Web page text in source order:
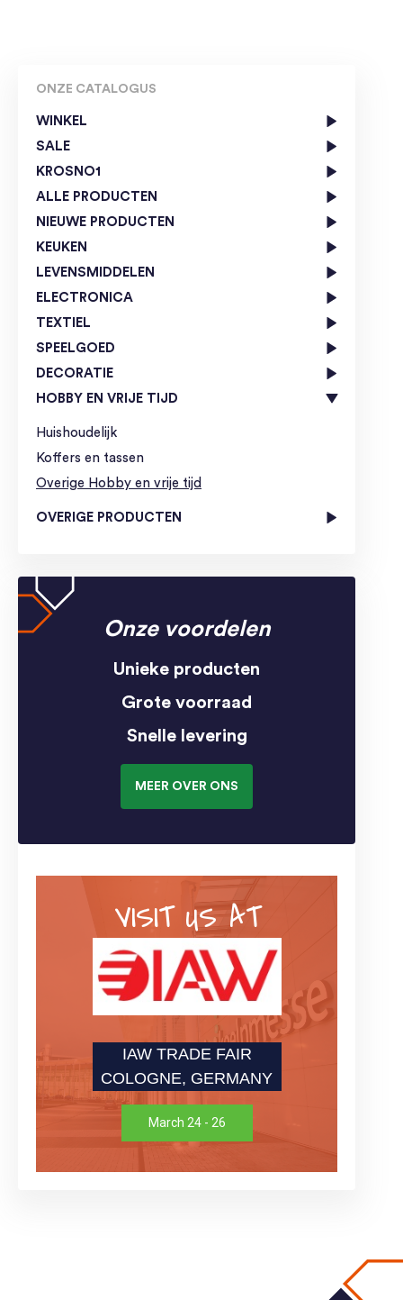
ONZE CATALOGUS
WINKEL
SALE
KROSNO1
ALLE PRODUCTEN
NIEUWE PRODUCTEN
KEUKEN
LEVENSMIDDELEN
ELECTRONICA
TEXTIEL
SPEELGOED
DECORATIE
HOBBY EN VRIJE TIJD
Huishoudelijk
Koffers en tassen
Overige Hobby en vrije tijd
OVERIGE PRODUCTEN
Onze voordelen
Unieke producten
Grote voorraad
Snelle levering
MEER OVER ONS
VISIT US AT
IAW TRADE FAIR
COLOGNE, GERMANY
March 24 - 26